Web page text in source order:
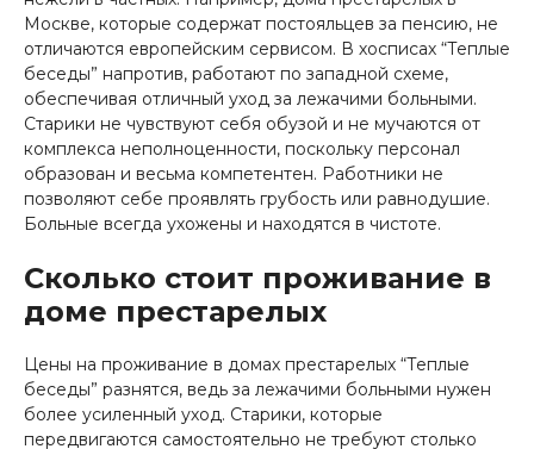
Москве, которые содержат постояльцев за пенсию, не
отличаются европейским сервисом. В хосписах “Теплые
беседы” напротив, работают по западной схеме,
обеспечивая отличный уход за лежачими больными.
Старики не чувствуют себя обузой и не мучаются от
комплекса неполноценности, поскольку персонал
образован и весьма компетентен. Работники не
позволяют себе проявлять грубость или равнодушие.
Больные всегда ухожены и находятся в чистоте.
Сколько стоит проживание в
доме престарелых
Цены на проживание в домах престарелых “Теплые
беседы” разнятся, ведь за лежачими больными нужен
более усиленный уход. Старики, которые
передвигаются самостоятельно не требуют столько